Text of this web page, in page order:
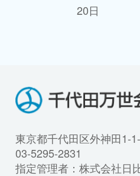
20日
東京都千代田区外神田1-
03-5295-2831
指定管理者：株式会社日